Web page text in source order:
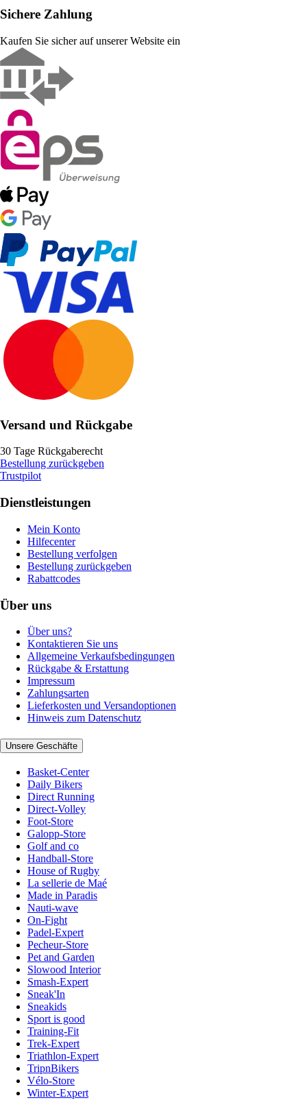
Sichere Zahlung
Kaufen Sie sicher auf unserer Website ein
Versand und Rückgabe
30 Tage Rückgaberecht
Bestellung zurückgeben
Trustpilot
Dienstleistungen
Mein Konto
Hilfecenter
Bestellung verfolgen
Bestellung zurückgeben
Rabattcodes
Über uns
Über uns?
Kontaktieren Sie uns
Allgemeine Verkaufsbedingungen
Rückgabe & Erstattung
Impressum
Zahlungsarten
Lieferkosten und Versandoptionen
Hinweis zum Datenschutz
Unsere Geschäfte
Basket-Center
Daily Bikers
Direct Running
Direct-Volley
Foot-Store
Galopp-Store
Golf and co
Handball-Store
House of Rugby
La sellerie de Maé
Made in Paradis
Nauti-wave
On-Fight
Padel-Expert
Pecheur-Store
Pet and Garden
Slowood Interior
Smash-Expert
Sneak'In
Sneakids
Sport is good
Training-Fit
Trek-Expert
Triathlon-Expert
TripnBikers
Vélo-Store
Winter-Expert